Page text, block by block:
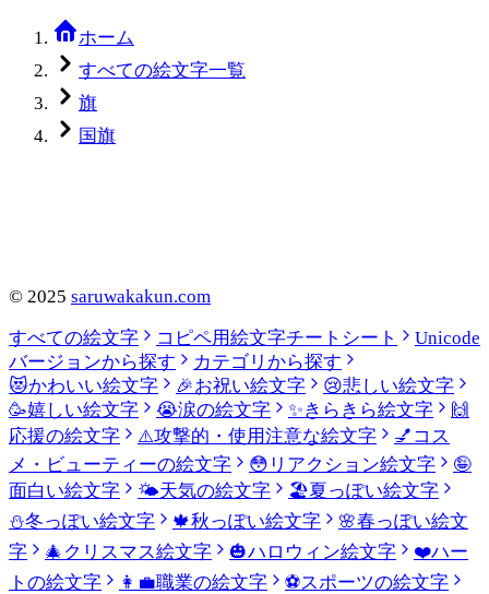
ホーム
すべての絵文字一覧
旗
国旗
© 2025 saruwakakun.com
すべての絵文字
コピペ用絵文字チートシート
Unicode
バージョンから探す
カテゴリから探す
😻かわいい絵文字 🎉お祝い絵文字 😢悲しい絵文字
🥳嬉しい絵文字 😭涙の絵文字 ✨きらきら絵文字
🙌
応援の絵文字
⚠️攻撃的・使用注意な絵文字 💅 コス
メ・ビューティーの絵文字
😳 リアクション絵文字
🤪
面白い絵文字
🌤️天気の絵文字 🏖️夏っぽい絵文字
⛄冬っぽい絵文字 🍁秋っぽい絵文字 🌸春っぽい絵文
字
🎄 クリスマス絵文字 🎃ハロウィン絵文字 ❤️ハー
トの絵文字
👩‍💼職業の絵文字 ⚽スポーツの絵文字